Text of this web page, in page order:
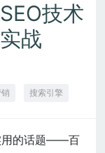
技术
战
搜索引擎
用的话题——百